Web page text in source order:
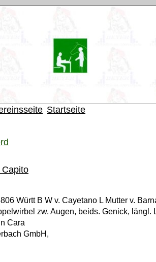
Startseite
Capito
Württ B W v. Cayetano L Mutter v.
zw. Augen, beids. Genick, längl.
Cara
GmbH,